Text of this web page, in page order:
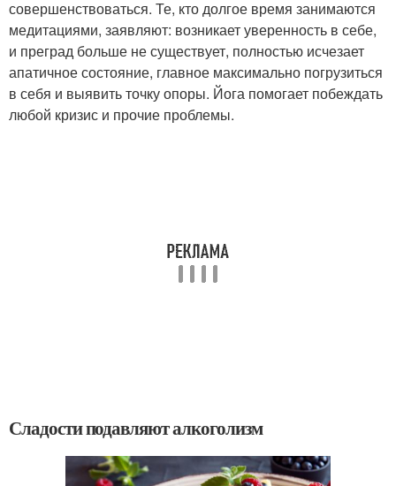
совершенствоваться. Те, кто долгое время занимаются
медитациями, заявляют: возникает уверенность в себе,
и преград больше не существует, полностью исчезает
апатичное состояние, главное максимально погрузиться
в себя и выявить точку опоры. Йога помогает побеждать
любой кризис и прочие проблемы.
Сладости подавляют алкоголизм